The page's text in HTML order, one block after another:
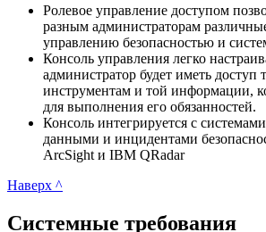
Ролевое управление доступом
разным администраторам
управлению безопасностью и
Консоль управления легко
администратор будет иметь доступ
инструментам и той информации,
для выполнения его обязанностей.
Консоль интегрируется с
данными и инцидентами
ArcSight и IBM QRadar
Наверх ^
Системные требования